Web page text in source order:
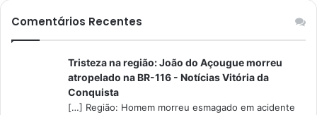
Comentários Recentes
Tristeza na região: João do Açougue morreu
atropelado na BR-116 - Notícias Vitória da
Conquista
[…] Região: Homem morreu esmagado em acidente